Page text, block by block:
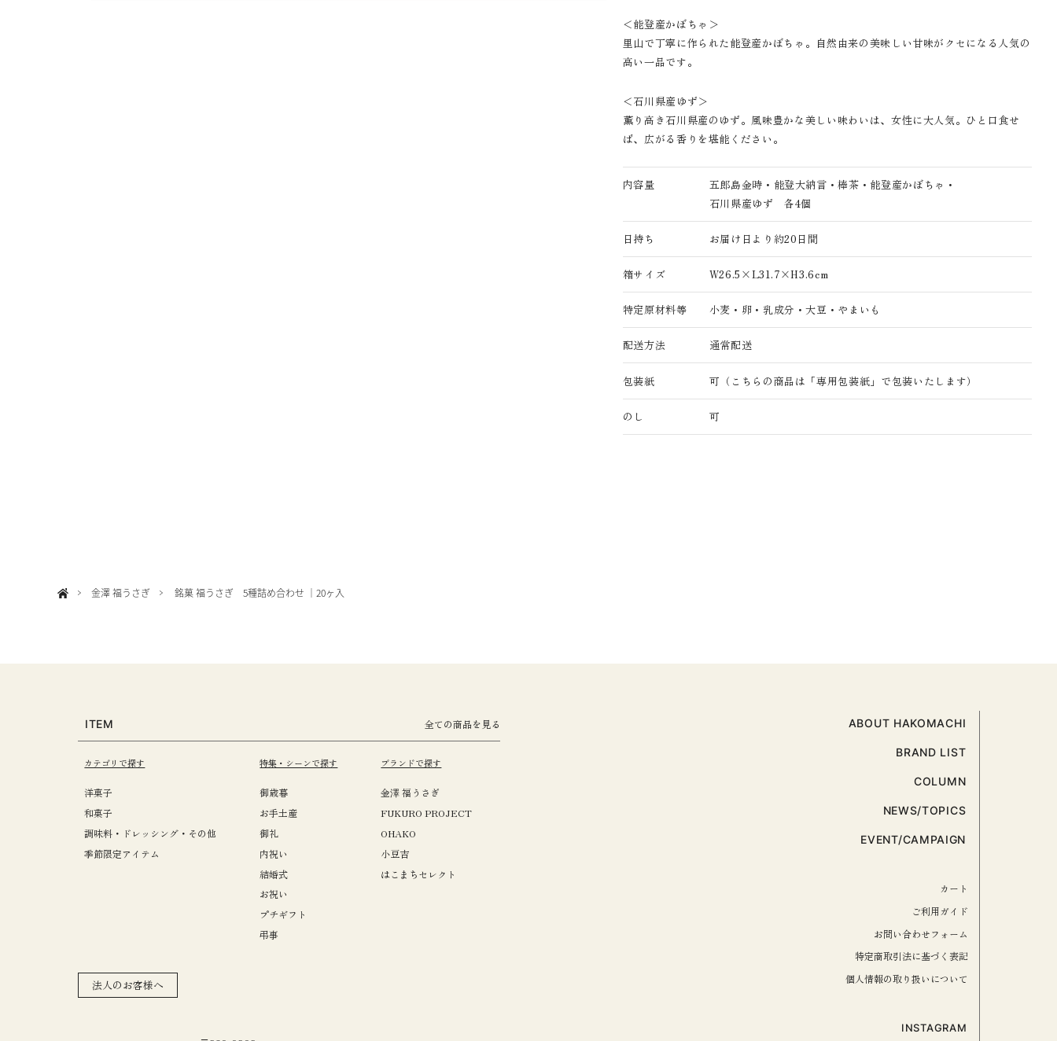
＜能登産かぼちゃ＞
里山で丁寧に作られた能登産かぼちゃ。自然由来の美味しい甘味がクセになる人気の
高い一品です。
＜石川県産ゆず＞
薫り高き石川県産のゆず。風味豊かな美しい味わいは、女性に大人気。ひと口食せ
ば、広がる香りを堪能ください。
内容量
五郎島金時・能登大納言・棒茶・能登産かぼちゃ・
石川県産ゆず 各4個
日持ち お届け日より約20日間
箱サイズ W26.5×L31.7×H3.6cm
特定原材料等 小麦・卵・乳成分・大豆・やまいも
配送方法 通常配送
包装紙 可（こちらの商品は「専用包装紙」で包装いたします）
のし 可
金澤 福うさぎ 銘菓 福うさぎ 5種詰め合わせ ｜20ヶ入
ITEM 全ての商品を見る
カテゴリで探す
洋菓子
和菓子
調味料・ドレッシング・その他
季節限定アイテム
特集・シーンで探す
御歳暮
お手土産
御礼
内祝い
結婚式
お祝い
プチギフト
弔事
ブランドで探す
金澤 福うさぎ
FUKURO PROJECT
OHAKO
小豆吉
はこまちセレクト
法人のお客様へ
ABOUT HAKOMACHI
BRAND LIST
COLUMN
NEWS/TOPICS
EVENT/CAMPAIGN
カート
ご利用ガイド
お問い合わせフォーム
特定商取引法に基づく表記
個人情報の取り扱いについて
INSTAGRAM